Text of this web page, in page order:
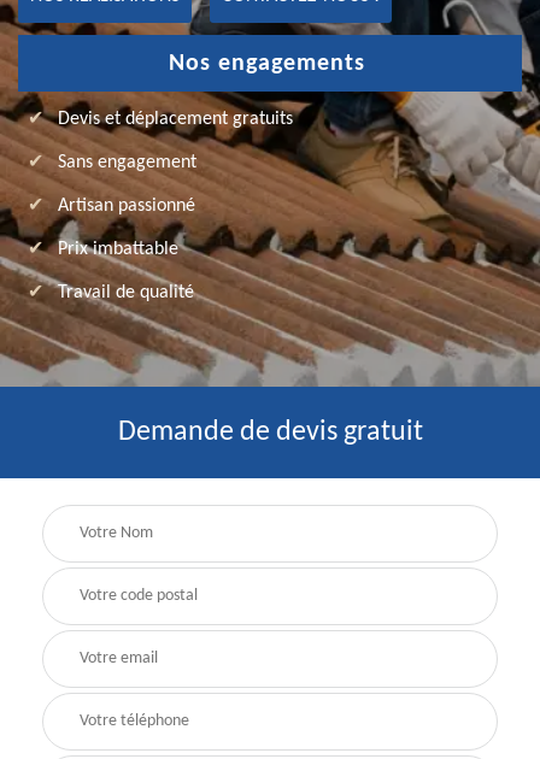
Nos engagements
Devis et déplacement gratuits
Sans engagement
Artisan passionné
Prix imbattable
Travail de qualité
Demande de devis gratuit